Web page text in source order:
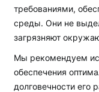
требованиями,
среды. Они не
загрязняют
Мы рекомендуем
обеспечения
долговечности его